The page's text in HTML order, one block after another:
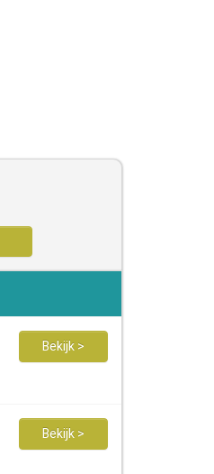
Bekijk >
Bekijk >